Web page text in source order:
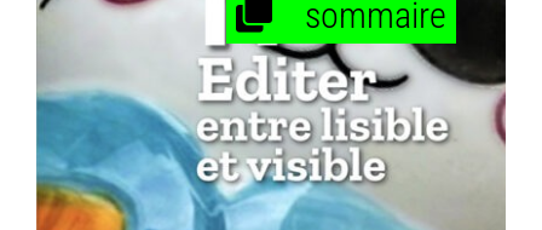
sommaire